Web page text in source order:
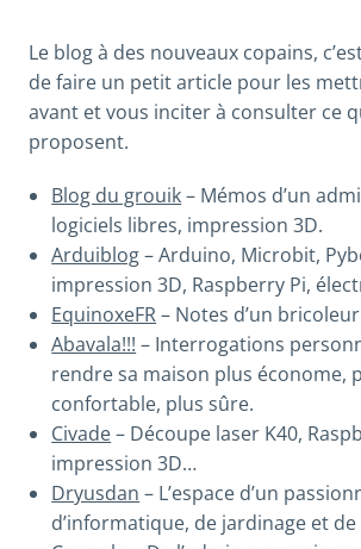
Le blog à des nouveaux copains,
de faire un petit article pour les
avant et vous inciter à consulter ce
proposent.
Blog du grouik– Mémos d’un
logiciels libres, impression 3D.
Arduiblog– Arduino, Microbit,
impression 3D, Raspberry Pi,
EquinoxeFR– Notes d’un bricoleur
Abavala!!! – Interrogations
rendre sa maison plus économe,
confortable, plus sûre.
Civade– Découpe laser K40,
impression 3D…
Dryusdan – L’espace d’un
d’informatique, de jardinage et